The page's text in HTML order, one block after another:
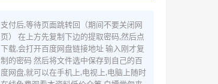
支付后,等待页面跳转回（期间不要关闭网
页） 在上方先复制下边的提取密码,然后点
下载,会打开百度网盘链接地址 输入刚才复
制的密码 然后将文件选中保存到自己的百
度网盘,就可以在手机上,电视上,电脑上随时